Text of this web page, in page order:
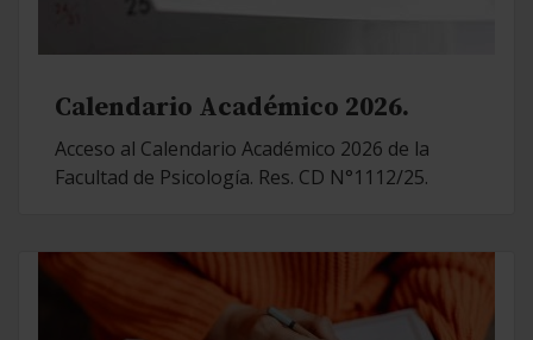
Calendario Académico 2026.
Acceso al Calendario Académico 2026 de la
Facultad de Psicología. Res. CD N°1112/25.